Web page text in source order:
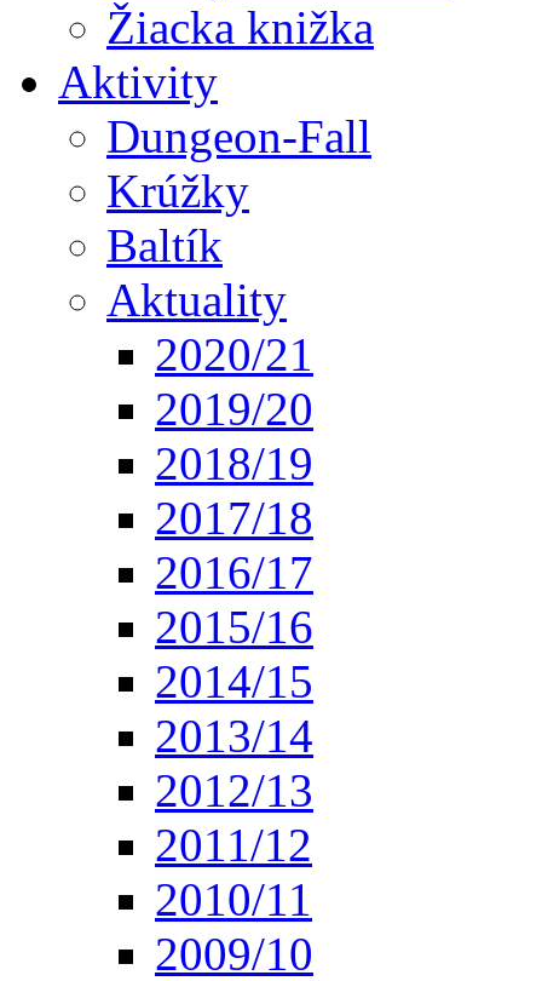
Žiacka knižka
Aktivity
Dungeon-Fall
Krúžky
Baltík
Aktuality
2020/21
2019/20
2018/19
2017/18
2016/17
2015/16
2014/15
2013/14
2012/13
2011/12
2010/11
2009/10